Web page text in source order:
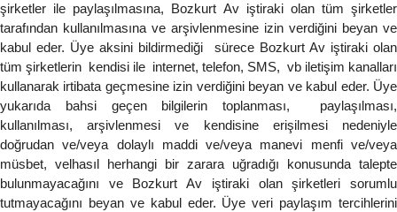
şirketler ile paylaşılmasına, Bozkurt Av iştiraki olan tüm şirketler
tarafından kullanılmasına ve arşivlenmesine izin verdiğini beyan ve
kabul eder. Üye aksini bildirmediği sürece Bozkurt Av iştiraki olan
tüm şirketlerin kendisi ile internet, telefon, SMS, vb iletişim kanalları
kullanarak irtibata geçmesine izin verdiğini beyan ve kabul eder. Üye
yukarıda bahsi geçen bilgilerin toplanması, paylaşılması,
kullanılması, arşivlenmesi ve kendisine erişilmesi nedeniyle
doğrudan ve/veya dolaylı maddi ve/veya manevi menfi ve/veya
müsbet, velhasıl herhangi bir zarara uğradığı konusunda talepte
bulunmayacağını ve Bozkurt Av iştiraki olan şirketleri sorumlu
tutmayacağını beyan ve kabul eder. Üye veri paylaşım tercihlerini